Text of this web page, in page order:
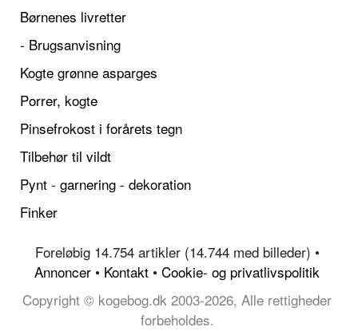
Børnenes livretter
- Brugsanvisning
Kogte grønne asparges
Porrer, kogte
Pinsefrokost i forårets tegn
Tilbehør til vildt
Pynt - garnering - dekoration
Finker
Foreløbig 14.754 artikler (14.744 med billeder) •
Annoncer • Kontakt • Cookie- og privatlivspolitik
Copyright © kogebog.dk 2003-2026, Alle rettigheder
forbeholdes.